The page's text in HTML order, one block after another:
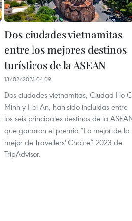
Dos ciudades vietnamitas
entre los mejores destinos
turísticos de la ASEAN
13/02/2023 04:09
Dos ciudades vietnamitas, Ciudad Ho
Minh y Hoi An, han sido incluidas entre
los seis principales destinos de la
que ganaron el premio “Lo mejor de lo
mejor de Travellers' Choice” 2023 de
TripAdvisor.